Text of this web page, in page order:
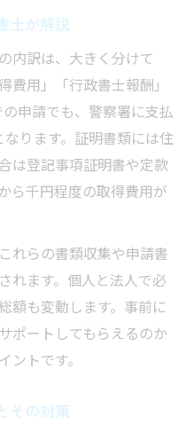
士が解説
内訳は、大きく分けて
費用」「行政書士報酬」
申請でも、警察署に支払
ります。証明書類には住
は登記事項証明書や定款
ら千円程度の取得費用が
れらの書類収集や申請書
れます。個人と法人で必
額も変動します。事前に
ポートしてもらえるのか
トです。
その対策